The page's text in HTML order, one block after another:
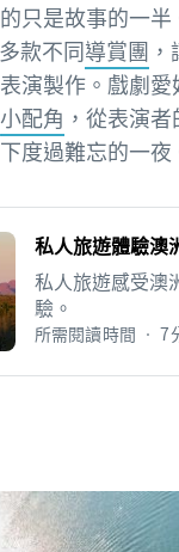
只是故事的一
款不同導賞團
演製作。戲劇
小配角 ，從表演
度過難忘的一夜
私人旅遊體驗澳
私人旅遊感受澳
驗。
所需閱讀時間 • 7